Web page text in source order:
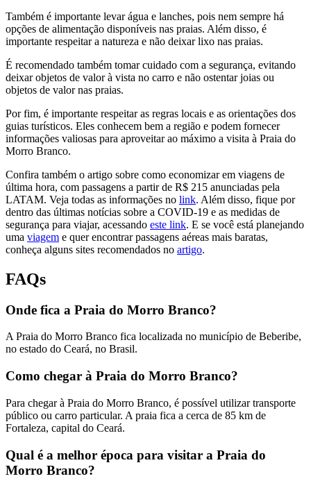
Também é importante levar água e lanches, pois nem sempre há
opções de alimentação disponíveis nas praias. Além disso, é
importante respeitar a natureza e não deixar lixo nas praias.
É recomendado também tomar cuidado com a segurança, evitando
deixar objetos de valor à vista no carro e não ostentar joias ou
objetos de valor nas praias.
Por fim, é importante respeitar as regras locais e as orientações dos
guias turísticos. Eles conhecem bem a região e podem fornecer
informações valiosas para aproveitar ao máximo a visita à Praia do
Morro Branco.
Confira também o artigo sobre como economizar em viagens de
última hora, com passagens a partir de R$ 215 anunciadas pela
LATAM. Veja todas as informações no link. Além disso, fique por
dentro das últimas notícias sobre a COVID-19 e as medidas de
segurança para viajar, acessando este link. E se você está planejando
uma viagem e quer encontrar passagens aéreas mais baratas,
conheça alguns sites recomendados no artigo.
FAQs
Onde fica a Praia do Morro Branco?
A Praia do Morro Branco fica localizada no município de Beberibe,
no estado do Ceará, no Brasil.
Como chegar à Praia do Morro Branco?
Para chegar à Praia do Morro Branco, é possível utilizar transporte
público ou carro particular. A praia fica a cerca de 85 km de
Fortaleza, capital do Ceará.
Qual é a melhor época para visitar a Praia do
Morro Branco?